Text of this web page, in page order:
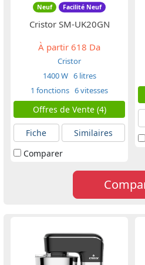
Neuf Facilité Neuf
Cristor SM-UK20GN
À partir 618 Da
Cristor
1400 W 6 litres
1 fonctions 6 vitesses
Offres de Vente (4)
Fiche
Similaires
Comparer